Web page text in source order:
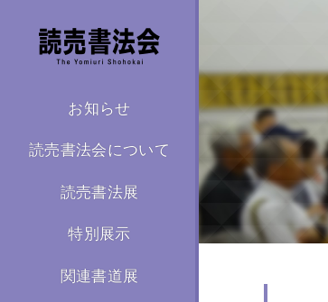
お知らせ
読売書法会について
読売書法展
特別展示
関連書道展